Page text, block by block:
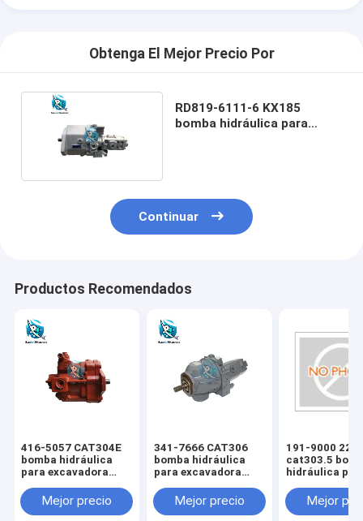
Obtenga El Mejor Precio Por
RD819-6111-6 KX185
bomba hidráulica para
Continuar
Productos Recomendados
416-5057 CAT304E
bomba hidráulica
para excavadora
Mejor precio
341-7666 CAT306
bomba hidráulica
para excavadora
Mejor precio
191-9000
cat303.5
hidráulica
Mejor